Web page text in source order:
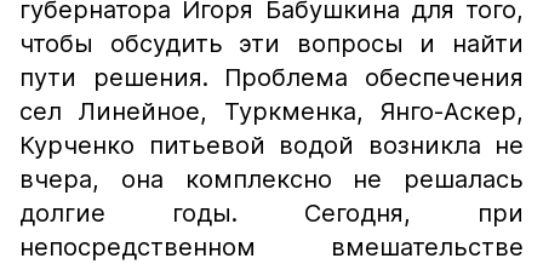
губернатора Игоря Бабушкина для того,
чтобы обсудить эти вопросы и найти
пути решения. Проблема обеспечения
сел Линейное, Туркменка, Янго-Аскер,
Курченко питьевой водой возникла не
вчера, она комплексно не решалась
долгие годы. Сегодня, при
непосредственном вмешательстве